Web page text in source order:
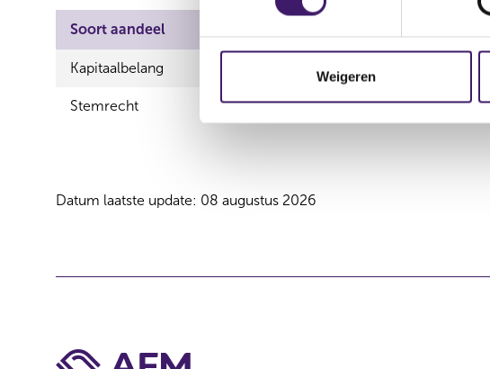
s
e
i
s
Weigeren
Soort aandeel
Kapitaalbelang
Stemrecht 1,27 % 1,27 %
Datum laatste update: 08 augustus 2026